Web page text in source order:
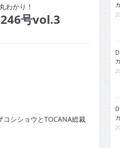
わかり！
号vol.3
シショウとTOCANA総裁